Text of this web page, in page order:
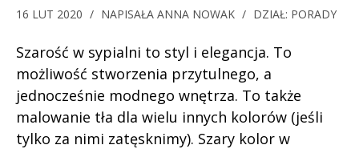
16 LUT 2020 / NAPISAŁA ANNA NOWAK / DZIAŁ: PORADY
Szarość w sypialni to styl i elegancja. To
możliwość stworzenia przytulnego, a
jednocześnie modnego wnętrza. To także
malowanie tła dla wielu innych kolorów (jeśli
tylko za nimi zatęsknimy). Szary kolor w